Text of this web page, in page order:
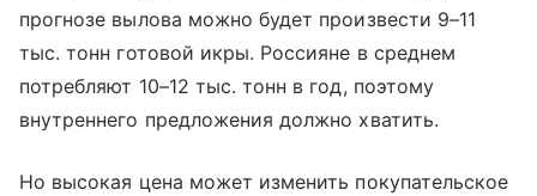
прогнозе вылова можно будет произвести 9–11
тыс. тонн готовой икры. Россияне в среднем
потребляют 10–12 тыс. тонн в год, поэтому
внутреннего предложения должно хватить.
Но высокая цена может изменить покупательское